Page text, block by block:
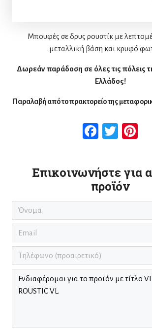
Μπουφές σε δρυς ρουστίκ με
μεταλλική βάση και κρυφό
Δωρεάν παράδοση σε όλες τις πόλεις
Ελλάδος!
Παραλαβή από το πρακτορείο της
Facebook
Επικοινωνήστε για
προϊόν